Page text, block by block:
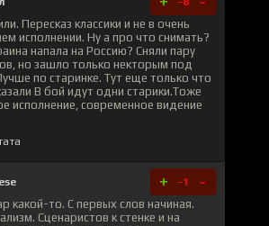
Пересказ классики и не в очень
исполнении. Ну а про что снимать?
напала на Россию? Сняли пару
но зашло только некторым под
по старинке. Тут еще только что
В бой идут одни старики.Тоже
исполнение, современное видение
+ -1 -
какой-то. С первых слов начиная.
Сценаристов к стенке и на